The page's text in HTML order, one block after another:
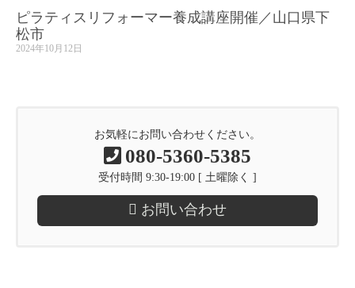
ピラティスリフォーマー養成講座開催／山口県下
松市
2024年10月12日
お気軽にお問い合わせください。
080-5360-5385
受付時間 9:30-19:00 [ 土曜除く ]
お問い合わせ